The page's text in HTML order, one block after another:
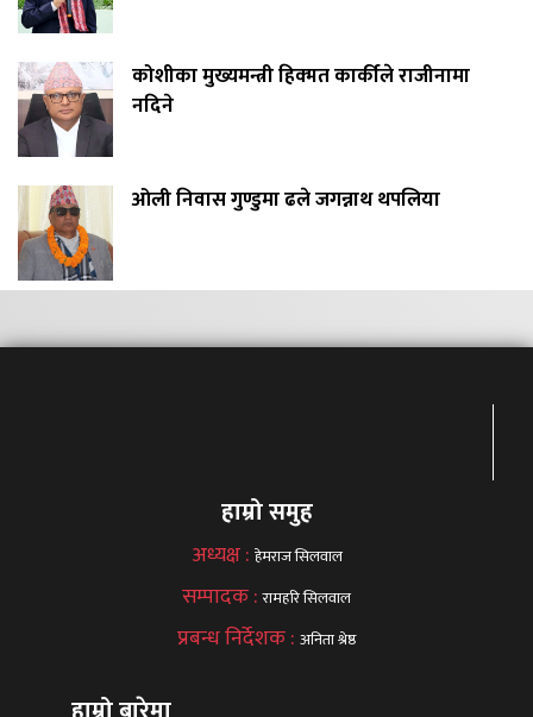
कोशीका मुख्यमन्त्री हिक्मत कार्कीले राजीनामा
नदिने
ओली निवास गुण्डुमा ढले जगन्नाथ थपलिया
हाम्रो समुह
अध्यक्ष : हेमराज सिलवाल
सम्पादक :रामहरि सिलवाल
प्रबन्ध निर्देशक : अनिता श्रेष्ठ